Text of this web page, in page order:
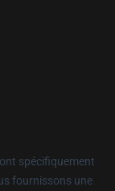
spécifiquement
fournissons une